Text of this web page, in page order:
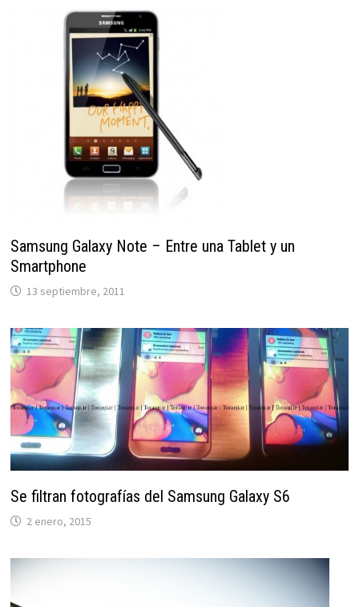
Samsung Galaxy Note – Entre una Tablet y un
Smartphone
13 septiembre, 2011
Se filtran fotografías del Samsung Galaxy S6
2 enero, 2015